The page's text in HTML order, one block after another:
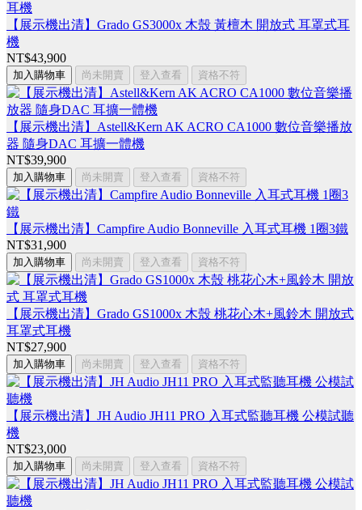
【展示機出清】Grado GS3000x 木殼 黃檀木 開放式 耳罩式耳
機
NT$43,900
加入購物車 尚未開賣 登入查看 資格不符
【展示機出清】Astell&Kern AK ACRO CA1000 數位音樂播放
器 隨身DAC 耳擴一體機
NT$39,900
加入購物車 尚未開賣 登入查看 資格不符
【展示機出清】Campfire Audio Bonneville 入耳式耳機 1圈3鐵
NT$31,900
加入購物車 尚未開賣 登入查看 資格不符
【展示機出清】Grado GS1000x 木殼 桃花心木+風鈴木 開放式
耳罩式耳機
NT$27,900
加入購物車 尚未開賣 登入查看 資格不符
【展示機出清】JH Audio JH11 PRO 入耳式監聽耳機 公模試聽
機
NT$23,000
加入購物車 尚未開賣 登入查看 資格不符